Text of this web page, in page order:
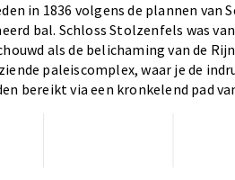
in 1836 volgens de plannen van
bal. Schloss Stolzenfels was
als de belichaming van de
paleiscomplex, waar je de
bereikt via een kronkelend pad